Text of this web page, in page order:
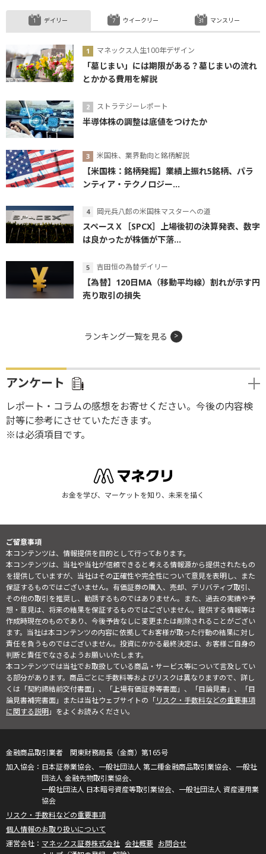
デイリー
マネックス人生100年デザイン
「墓じまい」には期限がある？墓じまいの流れ
とかかる費用を解説
ストラテジーレポート
半導体株の調整は底値をつけたか
米国株、業界動向と銘柄解説
【米国株：銘柄発掘】業績上振れ5銘柄、パラ
ンティア・テクノロジー...
岡元兵八郎の米国株マスターへの道
スペースＸ［SPCX］上場後初の決算発表、数字
は良かったが株価が下落...
吉田恒の為替デイリー
【為替】120日MA（移動平均線）割れが示す円
売り取引の損失
ウイークリー マンスリー
ランキング一覧を見る
アンケート
レポート・コラムの感想をお寄せください。今後の内容検
討等に参考にさせていただきます。
※は必須項目です。
お金を学び、マーケットを知り、未来を描く
ご留意事項
本コンテンツは、情報提供を目的として行っております。
本コンテンツは、当社や当社が信頼できると考える情報源から提供されたもの
を提供していますが、当社はその正確性や完全性について意見を表明し、また
保証するものではございません。有価証券の購入、売却、デリバティブ取引、
その他の取引を推奨し、勧誘するものではありません。また、過去の実績や予
想・意見は、将来の結果を保証するものではございません。提供する情報等は
作成時現在のものであり、今後予告なしに変更または削除されることがござい
ます。当社は本コンテンツの内容に依拠してお客様が取った行動の結果に対し
責任を負うものではございません。投資にかかる最終決定は、お客様ご自身の
判断と責任でなさるようお願いいたします。
本コンテンツでは当社でお取扱している商品・サービス等について言及してい
る部分があります。商品ごとに手数料等およびリスクは異なりますので、詳し
くは「契約締結前交付書面」、「上場有価証券等書面」、「目論見書」、「目
論見書補完書面」または当社ウェブサイトの「リスク・手数料などの重要事項
に関する説明」をよくお読みください。
金融商品取引業者 関東財務局長（金商）第165号
日本証券業協会、一般社団法人 第二種金融商品取引業協会、一般社
団法人 金融先物取引業協会、
一般社団法人 日本暗号資産等取引業協会、一般社団法人 資産運用業
協会
リスク・手数料などの重要事項
個人情報のお取り扱いについて
マネックス証券株式会社 会社概要 お問合せ